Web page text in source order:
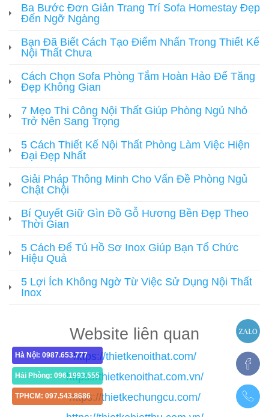
Hà Nội: 0987.653.777
Hải Phòng: 096.1993.555
TPHCM: 097.543.8686
Ba Bước Đơn Giản Trang Trí Sofa Homestay Đẹp
Đến Ngỡ Ngàng
Bạn Đã Biết Cách Tạo Điểm Nhấn Trong Thiết Kế
Nội Thất Chưa
Cách Chọn Sofa Phòng Tắm Hoàn Hảo Để Tăng
Đẹp Không Gian
7 Mẹo Thi Công Nội Thất Giúp Phòng Ngủ Nhỏ
Trở Nên Sang Trọng
5 Cách Thiết Kế Nội Thất Phòng Làm Việc Hiện
Đại Đẹp Nhất
Giải Pháp Thông Minh Cho Vấn Đề Phòng Ngủ
Chật Chội
Bí Quyết Giữ Gìn Đồ Gỗ Hương Bền Đẹp Theo
Thời Gian
5 Cách Để Tủ Hồ Sơ Inox Giúp Bạn Tổ Chức
Hiệu Quả
5 Lợi Ích Không Ngờ Từ Việc Sử Dụng Nội Thất
Inox
Website liên quan
https://thietkenoithat.com/
https://thietkenoithat.com.vn/
https://thietkechungcu.com/